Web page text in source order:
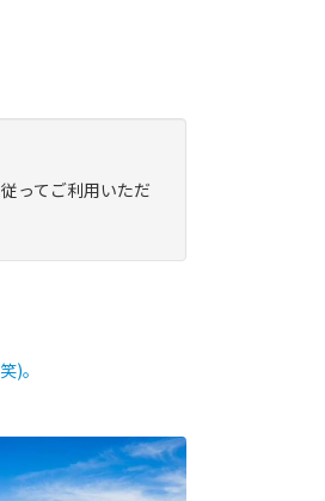
ってご利用いただ
)。
突入!! 気になる鹿児島のお
天気は…!?〜【fromよかガイ
ド】